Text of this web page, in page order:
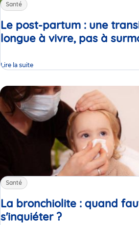
Santé
Le post‑partum : une
longue à vivre, pas à
Lire la suite
Santé
La bronchiolite : quand
s'inquiéter ?Article